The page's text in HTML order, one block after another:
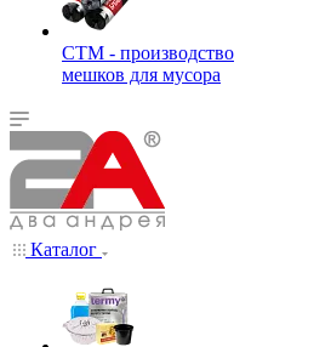
СТМ - производство
мешков для мусора
Каталог